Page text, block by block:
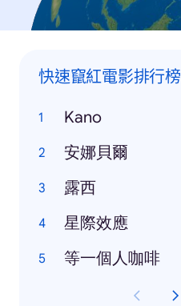
快速竄紅電影排行榜
Kano
安娜貝爾
露西
星際效應
等一個人咖啡